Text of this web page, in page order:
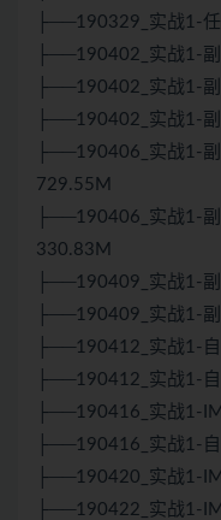
├──190329_实战1-
├──190402_实战1-
├──190402_实战1-
├──190402_实战1-
├──190406_实战1-
729.55M
├──190406_实战1-
330.83M
├──190409_实战1-
├──190409_实战1-
├──190412_实战1-
├──190412_实战1-
├──190416_实战1-
├──190416_实战1-
├──190420_实战1-
├──190422_实战1-